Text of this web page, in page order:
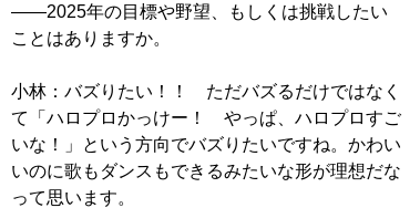
——2025年の目標や野望、もしくは挑戦したい
ことはありますか。
小林：バズりたい！！ ただバズるだけではなく
て「ハロプロかっけー！ やっぱ、ハロプロすご
いな！」という方向でバズりたいですね。かわい
いのに歌もダンスもできるみたいな形が理想だな
って思います。